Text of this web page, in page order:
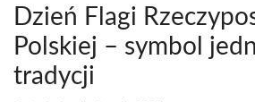
Dzień Flagi
Polskiej – symbol
tradycji